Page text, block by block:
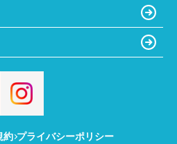
約 プライバシーポリシー